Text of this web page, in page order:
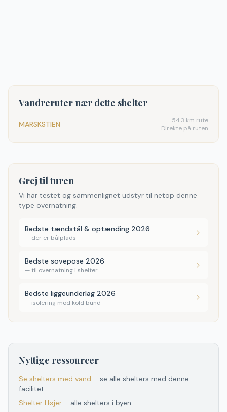
Vandreruter nær dette shelter
MARSKSTIEN 54.3 km rute
Direkte på ruten
Grej til turen
Vi har testet og sammenlignet udstyr til netop denne
type overnatning.
Bedste tændstål & optænding 2026
— der er bålplads
Bedste sovepose 2026
— til overnatning i shelter
Bedste liggeunderlag 2026
— isolering mod kold bund
Nyttige ressourcer
Se shelters med vand – se alle shelters med denne
facilitet
Shelter Højer – alle shelters i byen